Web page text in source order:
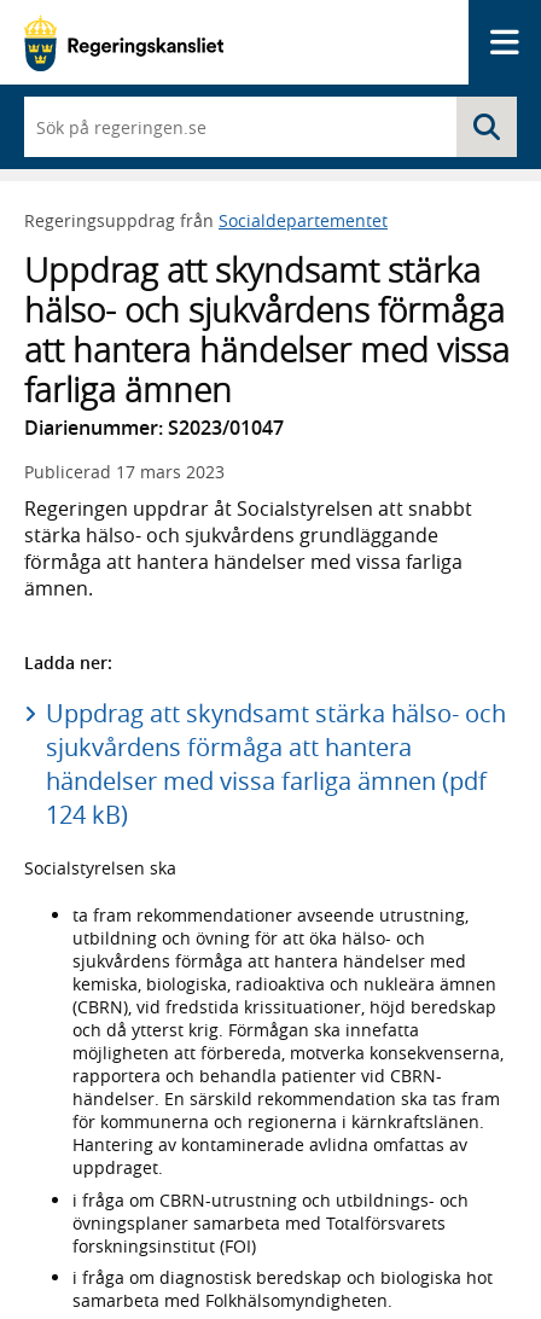
du
börjar
skriva
framträder
lista
med
sökförslag
Regeringsuppdrag från Socialdepartementet
Uppdrag att skyndsamt stärka
hälso- och sjukvårdens förmåga
att hantera händelser med vissa
farliga ämnen
Diarienummer: S2023/01047
Publicerad 17 mars 2023
Regeringen uppdrar åt Socialstyrelsen att snabbt
stärka hälso- och sjukvårdens grundläggande
förmåga att hantera händelser med vissa farliga
ämnen.
Ladda ner:
Uppdrag att skyndsamt stärka hälso- och
sjukvårdens förmåga att hantera
händelser med vissa farliga ämnen (pdf
124 kB)
Socialstyrelsen ska
ta fram rekommendationer avseende utrustning,
utbildning och övning för att öka hälso- och
sjukvårdens förmåga att hantera händelser med
kemiska, biologiska, radioaktiva och nukleära ämnen
(CBRN), vid fredstida krissituationer, höjd beredskap
och då ytterst krig. Förmågan ska innefatta
möjligheten att förbereda, motverka konsekvenserna,
rapportera och behandla patienter vid CBRN-
händelser. En särskild rekommendation ska tas fram
för kommunerna och regionerna i kärnkraftslänen.
Hantering av kontaminerade avlidna omfattas av
uppdraget.
i fråga om CBRN-utrustning och utbildnings- och
övningsplaner samarbeta med Totalförsvarets
forskningsinstitut (FOI)
i fråga om diagnostisk beredskap och biologiska hot
samarbeta med Folkhälsomyndigheten.